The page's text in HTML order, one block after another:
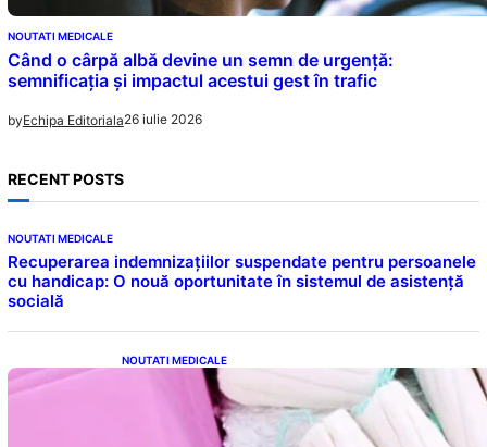
NOUTATI MEDICALE
Când o cârpă albă devine un semn de urgență:
semnificația și impactul acestui gest în trafic
byEchipa Editoriala26 iulie 2026
RECENT POSTS
NOUTATI MEDICALE
Recuperarea indemnizațiilor suspendate pentru persoanele
cu handicap: O nouă oportunitate în sistemul de asistență
socială
NOUTATI MEDICALE
Tampoanele menstruale: O analiză profundă
a riscurilor legate de metale toxice